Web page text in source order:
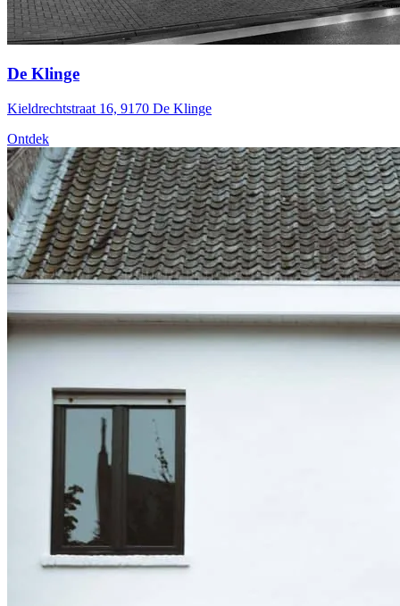
De Klinge
Kieldrechtstraat 16, 9170 De Klinge
Ontdek